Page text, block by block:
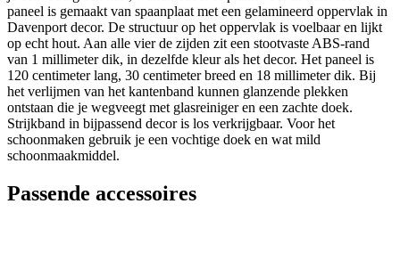
paneel is gemaakt van spaanplaat met een gelamineerd oppervlak in
Davenport decor. De structuur op het oppervlak is voelbaar en lijkt
op echt hout. Aan alle vier de zijden zit een stootvaste ABS-rand
van 1 millimeter dik, in dezelfde kleur als het decor. Het paneel is
120 centimeter lang, 30 centimeter breed en 18 millimeter dik. Bij
het verlijmen van het kantenband kunnen glanzende plekken
ontstaan die je wegveegt met glasreiniger en een zachte doek.
Strijkband in bijpassend decor is los verkrijgbaar. Voor het
schoonmaken gebruik je een vochtige doek en wat mild
schoonmaakmiddel.
Passende accessoires